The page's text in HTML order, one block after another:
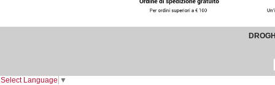
Select Language ▼